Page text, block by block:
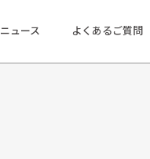
ニュース よくあるご質問